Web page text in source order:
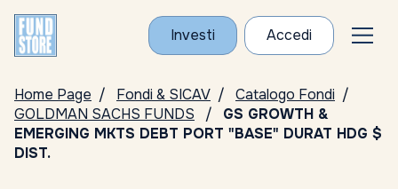
Investi Accedi
Home Page Fondi & SICAV
Catalogo Fondi
GOLDMAN SACHS FUNDS
GS GROWTH &
EMERGING MKTS DEBT PORT "BASE" DURAT HDG $
DIST.